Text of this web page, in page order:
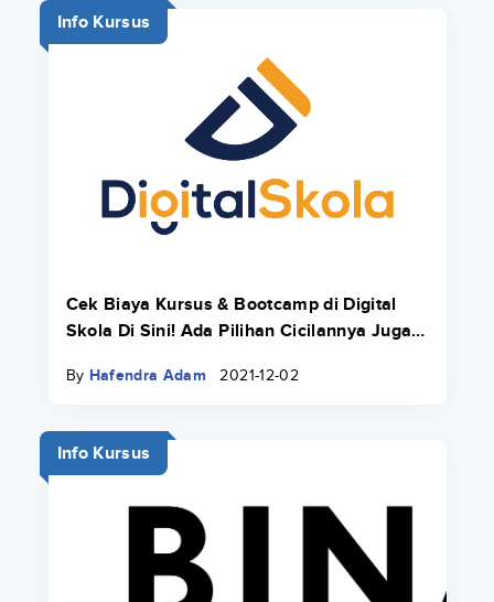
Info Kursus
Cek Biaya Kursus & Bootcamp di Digital
Skola Di Sini! Ada Pilihan Cicilannya Juga
By Hafendra Adam 2021-12-02
Info Kursus